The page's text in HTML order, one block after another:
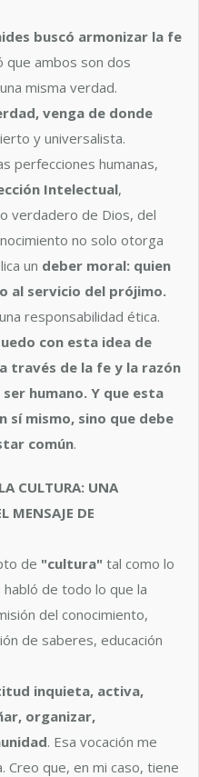
buscó armonizar la fe
que ambos son dos
misma verdad.
venga de donde
y universalista.
perfecciones humanas,
Intelectual,
verdadero de Dios, del
no solo otorga
un deber moral: quien
al servicio del prójimo.
responsabilidad ética.
con esta idea de
través de la fe y la razón
humano. Y que esta
sí mismo, sino que debe
común.
CULTURA: UNA
MENSAJE DE
de "cultura" tal como lo
de todo lo que la
del conocimiento,
de saberes, educación
inquieta, activa,
organizar,
. Esa vocación me
Creo que, en mi caso, tiene